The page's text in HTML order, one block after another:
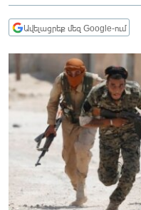
ՀԱՍԱՐԱԿՈՒԹՅՈՒՆ
ՂԱՐԱԲԱՂ
ՊԱՏԵՐԱԶՄԻ 6
ՏԱՐԱԾԱՇՐՋԱՆ
ՄԻՋԱԶԳԱՅԻՆ
ՄՇԱԿՈՒՅԹ
ՍՊՈՐՏ
Ավելացրեք մեզ Google-ում